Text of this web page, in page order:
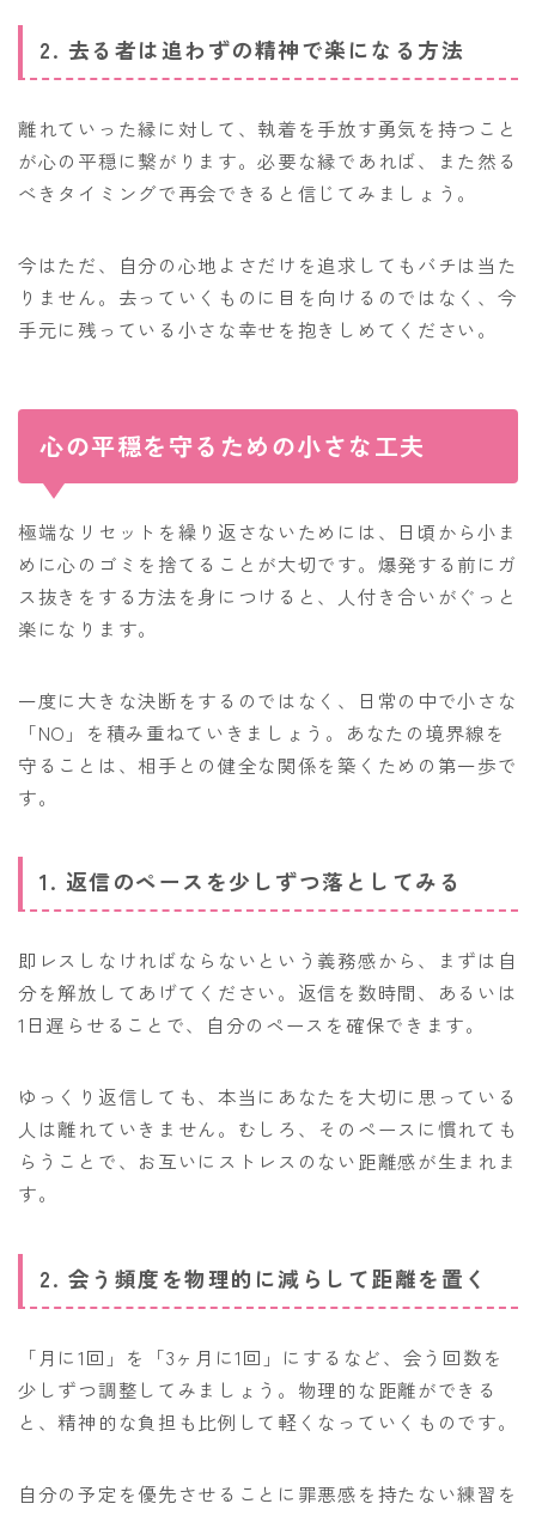
2. 去る者は追わずの精神で楽になる方法
離れていった縁に対して、執着を手放す勇気を持つこと
が心の平穏に繋がります。必要な縁であれば、また然る
べきタイミングで再会できると信じてみましょう。
今はただ、自分の心地よさだけを追求してもバチは当た
りません。去っていくものに目を向けるのではなく、今
手元に残っている小さな幸せを抱きしめてください。
心の平穏を守るための小さな工夫
極端なリセットを繰り返さないためには、日頃から小ま
めに心のゴミを捨てることが大切です。爆発する前にガ
ス抜きをする方法を身につけると、人付き合いがぐっと
楽になります。
一度に大きな決断をするのではなく、日常の中で小さな
「NO」を積み重ねていきましょう。あなたの境界線を
守ることは、相手との健全な関係を築くための第一歩で
す。
1. 返信のペースを少しずつ落としてみる
即レスしなければならないという義務感から、まずは自
分を解放してあげてください。返信を数時間、あるいは
1日遅らせることで、自分のペースを確保できます。
ゆっくり返信しても、本当にあなたを大切に思っている
人は離れていきません。むしろ、そのペースに慣れても
らうことで、お互いにストレスのない距離感が生まれま
す。
2. 会う頻度を物理的に減らして距離を置く
「月に1回」を「3ヶ月に1回」にするなど、会う回数を
少しずつ調整してみましょう。物理的な距離ができる
と、精神的な負担も比例して軽くなっていくものです。
自分の予定を優先させることに罪悪感を持たない練習を